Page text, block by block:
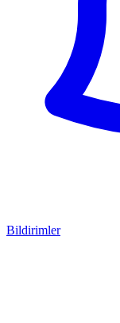
Bildirimler